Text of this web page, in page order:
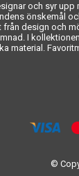
och syr upp
önskemål
från design och
I
material.
©